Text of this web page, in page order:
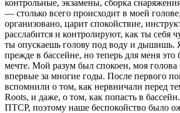
контрольные, экзамены, сборка
— столько всего происходит в моей
организовано, царит спокойствие,
расслабится и контролируют, как ты себя
ты опускаешь голову под воду и дышишь.
прежде в бассейне, но теперь для меня
мечте. Мой разум был спокоен, моя голова
впервые за многие годы. После первого
вспомнили о том, как нервничали перед
Roots, и даже, о том, как попасть в
ПТСР, поэтому наше беспокойство было